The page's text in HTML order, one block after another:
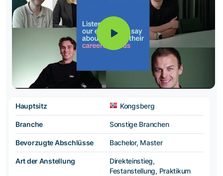
Hauptsitz Kongsberg
Branche Sonstige Branchen
Bevorzugte Abschlüsse Bachelor, Master
Art der Anstellung
Direkteinstieg,
Festanstellung, Praktikum